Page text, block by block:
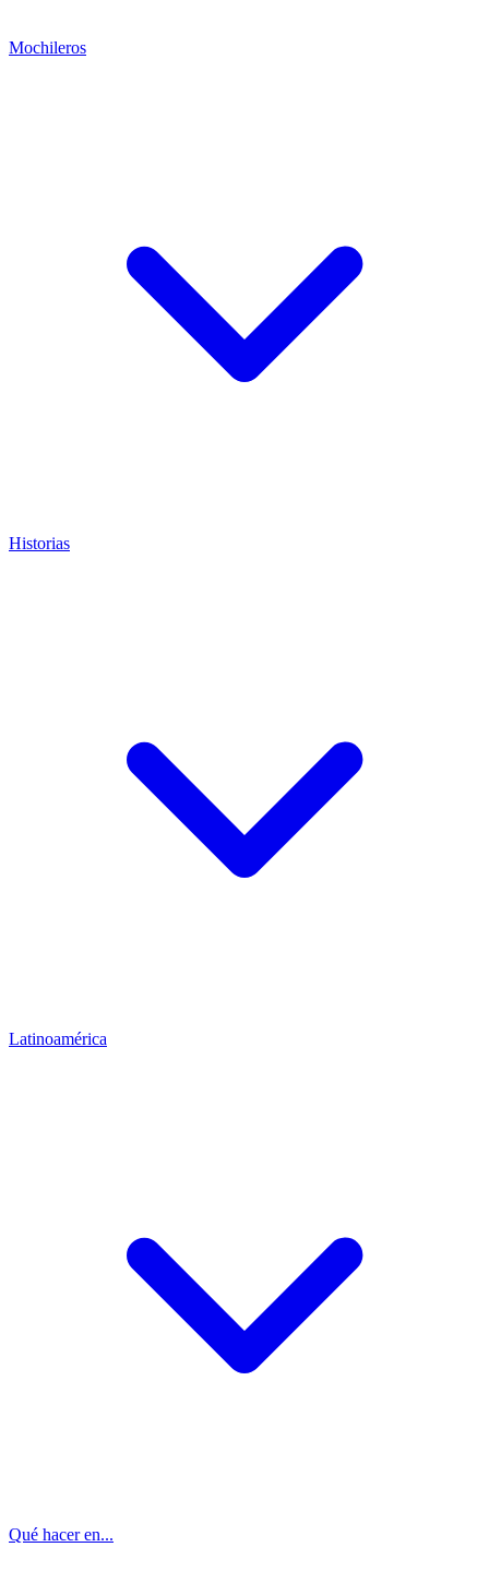
Mochileros
Historias
Latinoamérica
Qué hacer en...